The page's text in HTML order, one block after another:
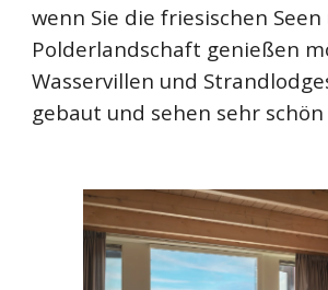
wenn Sie die friesischen
Polderlandschaft genießen
Wasservillen und
gebaut und sehen sehr schön